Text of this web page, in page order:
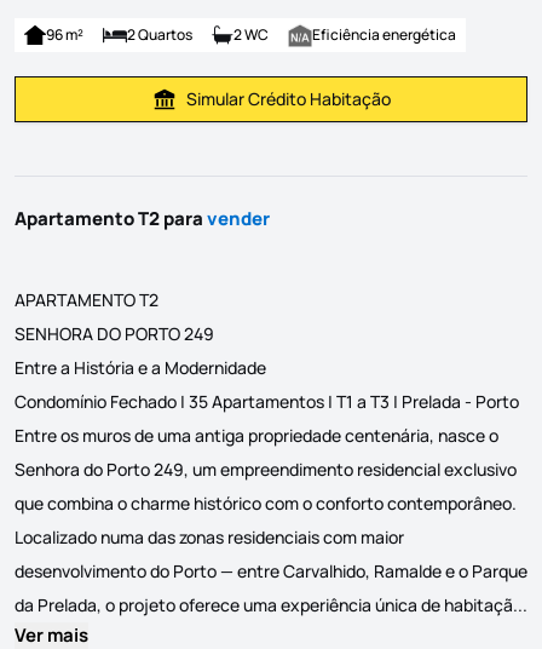
96 m² 2 Quartos 2 WC Eficiência energética
Simular Prestação
Simular Crédito Habitação
Apartamento T2 paravender
APARTAMENTO T2
SENHORA DO PORTO 249
Entre a História e a Modernidade
Condomínio Fechado | 35 Apartamentos | T1 a T3 | Prelada - Porto
Entre os muros de uma antiga propriedade centenária, nasce o
Senhora do Porto 249, um empreendimento residencial exclusivo
que combina o charme histórico com o conforto contemporâneo.
Localizado numa das zonas residenciais com maior
desenvolvimento do Porto — entre Carvalhido, Ramalde e o Parque
da Prelada, o projeto oferece uma experiência única de habitaçã...
Ver mais